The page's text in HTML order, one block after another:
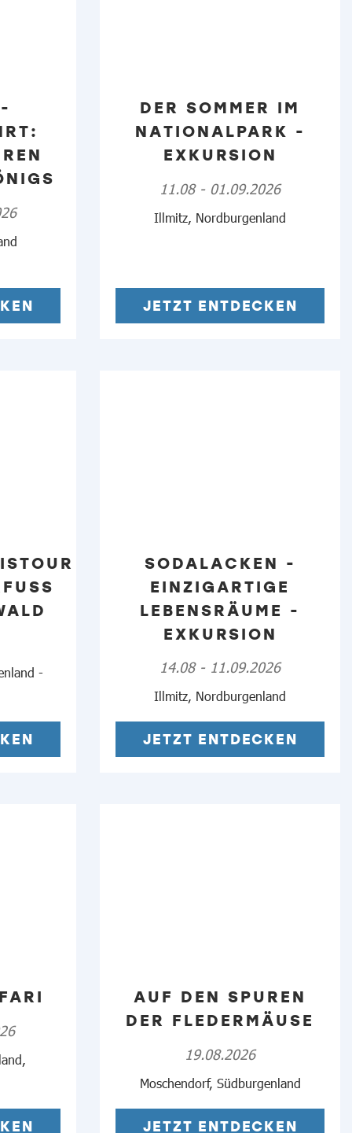
DER SOMMER IM
NATIONALPARK -
EXKURSION
11.08 - 01.09.2026
Illmitz, Nordburgenland
JETZT ENTDECKEN
D
-
SODALACKEN -
EINZIGARTIGE
LEBENSRÄUME -
EXKURSION
14.08 - 11.09.2026
Illmitz, Nordburgenland
JETZT ENTDECKEN
AUF DEN SPUREN
DER FLEDERMÄUSE
19.08.2026
Moschendorf, Südburgenland
JETZT ENTDECKEN